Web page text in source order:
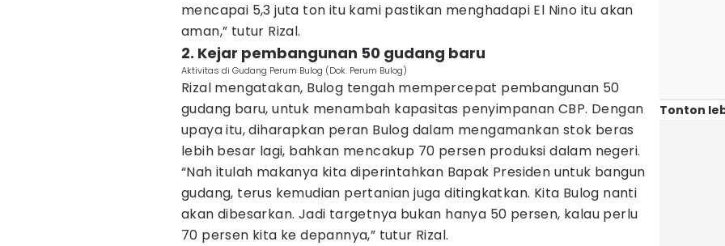
mencapai 5,3 juta ton itu kami pastikan menghadapi El Nino itu akan
aman,” tutur Rizal.
2. Kejar pembangunan 50 gudang baru
Aktivitas di Gudang Perum Bulog (Dok. Perum Bulog)
Rizal mengatakan, Bulog tengah mempercepat pembangunan 50
gudang baru, untuk menambah kapasitas penyimpanan CBP. Dengan
upaya itu, diharapkan peran Bulog dalam mengamankan stok beras
lebih besar lagi, bahkan mencakup 70 persen produksi dalam negeri.
“Nah itulah makanya kita diperintahkan Bapak Presiden untuk bangun
gudang, terus kemudian pertanian juga ditingkatkan. Kita Bulog nanti
akan dibesarkan. Jadi targetnya bukan hanya 50 persen, kalau perlu
70 persen kita ke depannya,” tutur Rizal.
Tonton